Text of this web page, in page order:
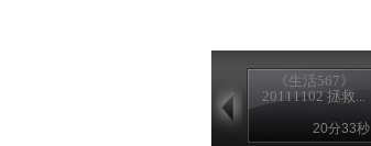
《生活567》
20111102 拯救...
20分33秒